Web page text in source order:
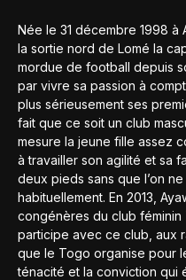
Née le 31 décembre 1998 à
la sortie nord de Lomé la
mordue de football depuis
par vivre sa passion à
plus sérieusement ses
fait que ce soit un club
mesure la jeune fille assez
à travailler son agilité et sa
deux pieds sans que l’on
habituellement. En 2013,
congénères du club féminin
participe avec ce club, aux
que le Togo organise pour
ténacité et la conviction qui